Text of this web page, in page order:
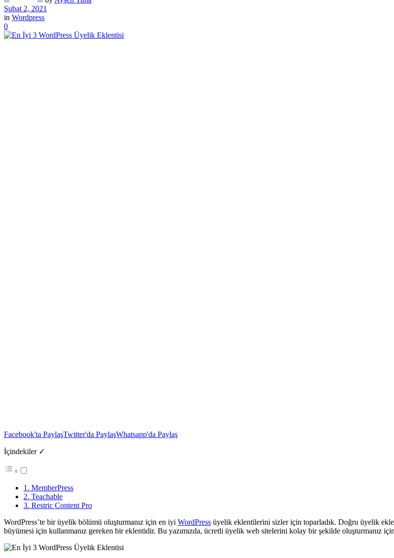
Şubat 2, 2021
in Wordpress
0
Facebook'ta PaylaşTwitter'da PaylaşWhatsapp'da Paylaş
İçindekiler ✓
1. MemberPress
2. Teachable
3. Restric Content Pro
WordPress’te bir üyelik bölümü oluşturmanız için en iyi WordPress üyelik eklentilerini sizler için toparladık. Doğru üyelik
büyümesi için kullanmanız gereken bir eklentidir. Bu yazımızda, ücretli üyelik web sitelerini kolay bir şekilde oluşturmanız